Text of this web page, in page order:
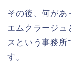
その後、何があ
エムクラージュ
スという事務所
す。